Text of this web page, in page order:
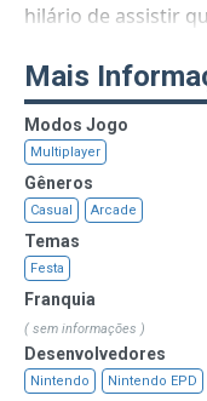
hilário de assistir
Mais
Modos Jogo
Multiplayer
Gêneros
Casual Arcade
Temas
Festa
Franquia
( sem informações )
Desenvolvedores
Nintendo Nintendo EPD